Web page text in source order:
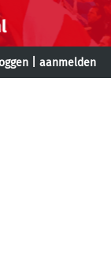
aanmelden